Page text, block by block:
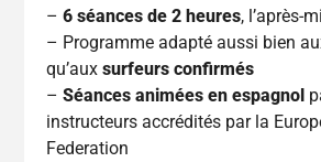
–6 séances de 2 heures, l’après-
– Programme adapté aussi bien
qu’auxsurfeurs confirmés
– Séances animées en espagnol
instructeurs accrédités par la
Federation